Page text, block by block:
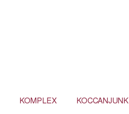
KOMPLEX KOCCANJUNK